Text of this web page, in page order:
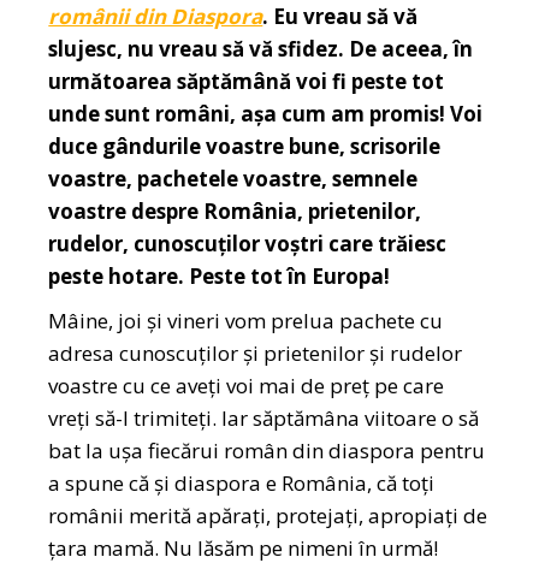
românii din Diaspora. Eu vreau să vă
slujesc, nu vreau să vă sfidez. De aceea, în
următoarea săptămână voi fi peste tot
unde sunt români, așa cum am promis! Voi
duce gândurile voastre bune, scrisorile
voastre, pachetele voastre, semnele
voastre despre România, prietenilor,
rudelor, cunoscuților voștri care trăiesc
peste hotare. Peste tot în Europa!
Mâine, joi și vineri vom prelua pachete cu
adresa cunoscuților și prietenilor și rudelor
voastre cu ce aveți voi mai de preț pe care
vreți să-l trimiteți. Iar săptămâna viitoare o să
bat la ușa fiecărui român din diaspora pentru
a spune că și diaspora e România, că toți
românii merită apărați, protejați, apropiați de
țara mamă. Nu lăsăm pe nimeni în urmă!